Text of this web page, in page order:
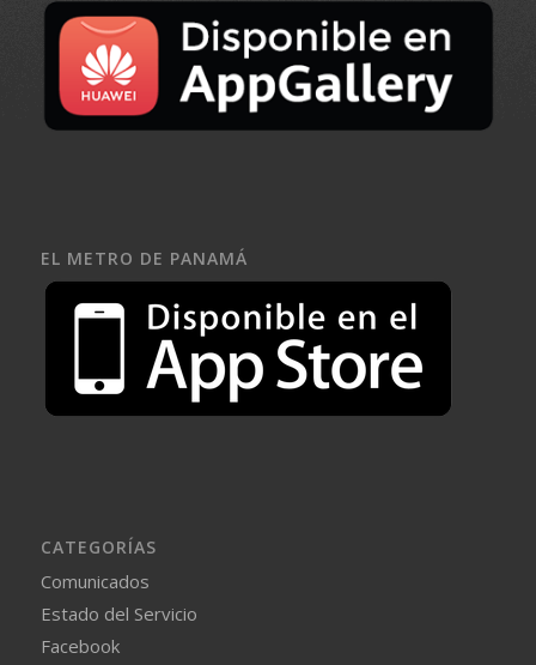
EL METRO DE PANAMÁ
CATEGORÍAS
Comunicados
Estado del Servicio
Facebook